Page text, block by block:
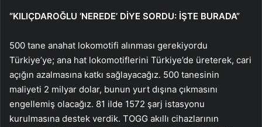
“KILIÇDAROĞLU ‘NEREDE’ DİYE SORDU: İŞTE BURADA”
500 tane anahat lokomotifi alınması gerekiyordu
Türkiye’ye; ana hat lokomotiflerini Türkiye’de üreterek, cari
açığın azalmasına katkı sağlayacağız. 500 tanesinin
maliyeti 2 milyar dolar, bunun yurt dışına çıkmasını
engellemiş olacağız. 81 ilde 1572 şarj istasyonu
kurulmasına destek verdik. TOGG akıllı cihazlarının